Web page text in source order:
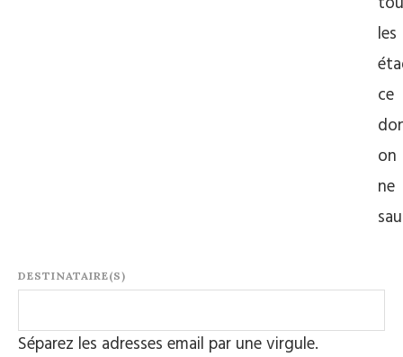
les
ce
on
ne
DESTINATAIRE(S)
Séparez les adresses email par une virgule.